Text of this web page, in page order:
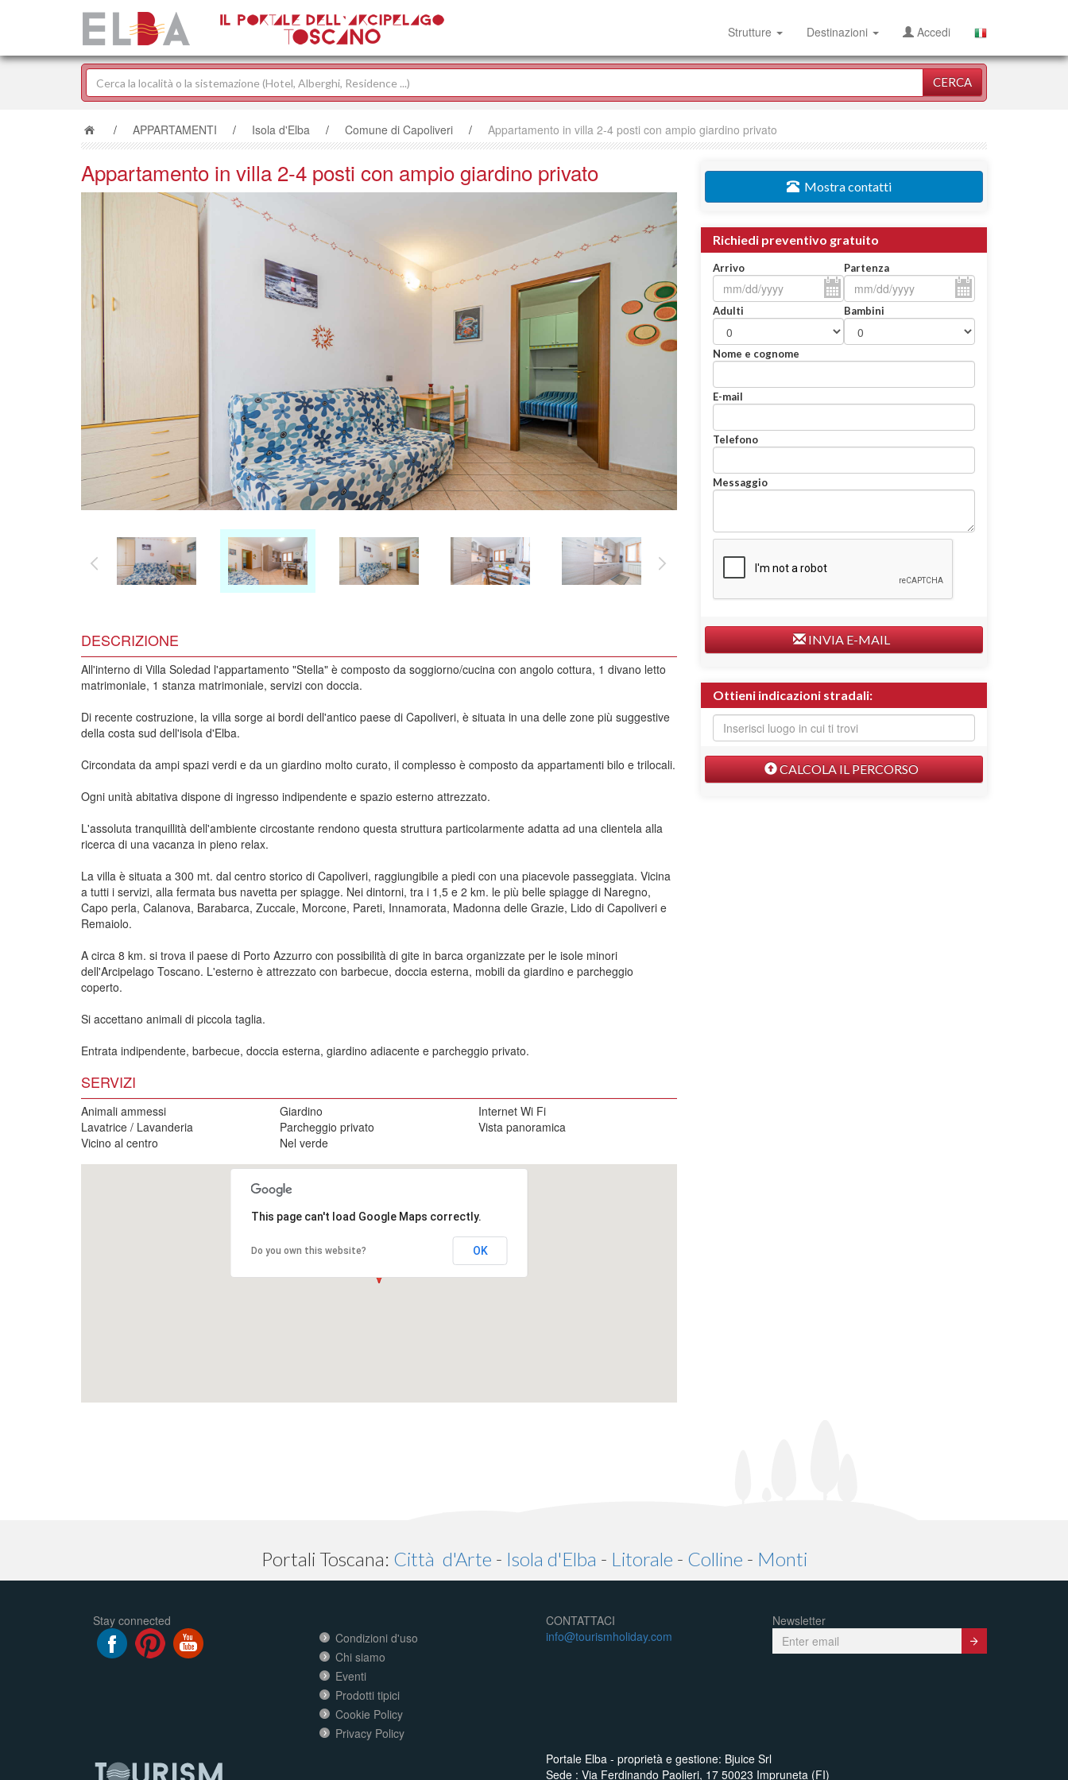
Strutture Destinazioni Accedi
CERCA
/ APPARTAMENTI / Isola d'Elba / Comune di Capoliveri / Appartamento in villa 2-4 posti con ampio giardino privato
Appartamento in villa 2-4 posti con ampio giardino privato
DESCRIZIONE
All'interno di Villa Soledad l'appartamento "Stella" è composto da soggiorno/cucina con angolo cottura, 1 divano letto
matrimoniale, 1 stanza matrimoniale, servizi con doccia.
Di recente costruzione, la villa sorge ai bordi dell'antico paese di Capoliveri, è situata in una delle zone più suggestive
della costa sud dell'isola d'Elba.
Circondata da ampi spazi verdi e da un giardino molto curato, il complesso è composto da appartamenti bilo e trilocali.
Ogni unità abitativa dispone di ingresso indipendente e spazio esterno attrezzato.
L'assoluta tranquillità dell'ambiente circostante rendono questa struttura particolarmente adatta ad una clientela alla
ricerca di una vacanza in pieno relax.
La villa è situata a 300 mt. dal centro storico di Capoliveri, raggiungibile a piedi con una piacevole passeggiata. Vicina
a tutti i servizi, alla fermata bus navetta per spiagge. Nei dintorni, tra i 1,5 e 2 km. le più belle spiagge di Naregno,
Capo perla, Calanova, Barabarca, Zuccale, Morcone, Pareti, Innamorata, Madonna delle Grazie, Lido di Capoliveri e
Remaiolo.
A circa 8 km. si trova il paese di Porto Azzurro con possibilità di gite in barca organizzate per le isole minori
dell'Arcipelago Toscano. L'esterno è attrezzato con barbecue, doccia esterna, mobili da giardino e parcheggio
coperto.
Si accettano animali di piccola taglia.
Entrata indipendente, barbecue, doccia esterna, giardino adiacente e parcheggio privato.
SERVIZI
Animali ammessi Giardino
Internet Wi Fi
Lavatrice / Lavanderia
Parcheggio privato
Vista panoramica
Vicino al centro
Nel verde
This page can't load Google Maps correctly.
Do you own this website? OK
Mostra contatti
Richiedi preventivo gratuito
Arrivo Partenza
Adulti Bambini
Nome e cognome
E-mail
Telefono
Messaggio
INVIA E-MAIL
Ottieni indicazioni stradali:
CALCOLA IL PERCORSO
Portali Toscana: Città d'Arte - Isola d'Elba - Litorale - Colline - Monti
Stay connected
Condizioni d'uso
Chi siamo
Eventi
Prodotti tipici
Cookie Policy
Privacy Policy
CONTATTACI
info@tourismholiday.com
Newsletter
Portale Elba - proprietà e gestione: Bjuice Srl
Sede : Via Ferdinando Paolieri, 17 50023 Impruneta (FI)